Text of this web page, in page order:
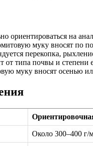
ориентироваться на
муку вносят по
перекопка,
от типа почвы и степени
муку вносят осенью
Около 300–400 г/